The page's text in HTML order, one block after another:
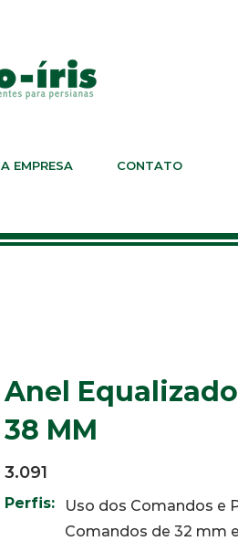
A EMPRESA CONTATO
3.091
Anel
38 MM
Perfis:
Uso dos Comandos e
Comandos de 32 mm